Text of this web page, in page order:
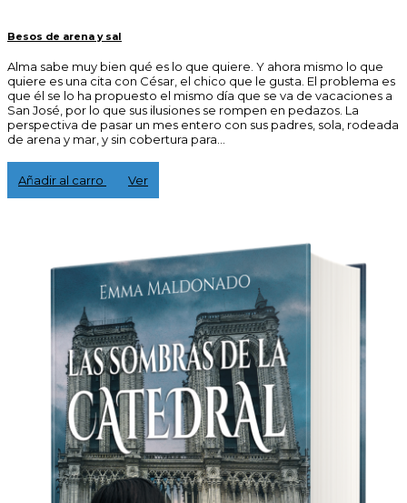
Besos de arena y sal
Alma sabe muy bien qué es lo que quiere. Y ahora mismo lo que
quiere es una cita con César, el chico que le gusta. El problema es
que él se lo ha propuesto el mismo día que se va de vacaciones a
San José, por lo que sus ilusiones se rompen en pedazos. La
perspectiva de pasar un mes entero con sus padres, sola, rodeada
de arena y mar, y sin cobertura para...
3,00 €
Añadir al carro
Ver